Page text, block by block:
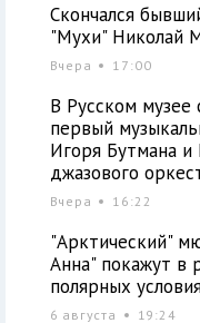
Скончался
"Мухи" Николай
Вчера 17:00
В Русском музее
первый
Игоря Бутмана и
джазового
Вчера 16:22
"Арктический"
Анна" покажут в
полярных
6 августа 19:24